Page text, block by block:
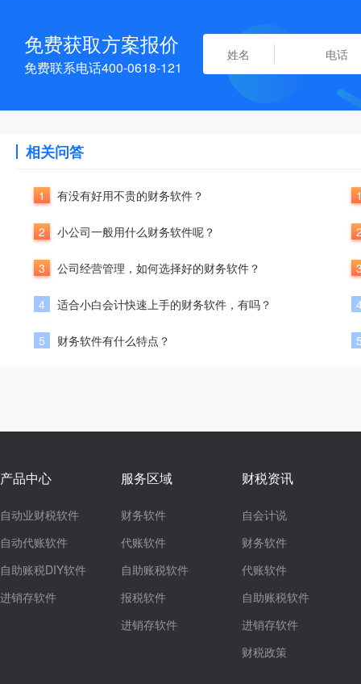
免费获取方案报价
免费联系电话400-0618-121
相关问答
1 有没有好用不贵的财务软件？
2 小公司一般用什么财务软件呢？
3 公司经营管理，如何选择好的财务软件？
4 适合小白会计快速上手的财务软件，有吗？
5 财务软件有什么特点？
产品中心
自动业财税软件
自动代账软件
自助账税DIY软件
进销存软件
服务区域
财务软件
代账软件
自助账税软件
报税软件
进销存软件
财税资讯
自会计说
财务软件
代账软件
自助账税软件
进销存软件
财税政策